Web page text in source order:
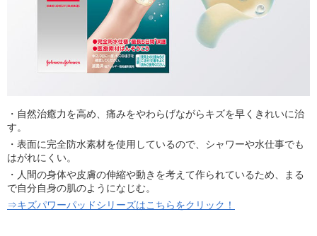
・自然治癒力を高め、痛みをやわらげながらキズを早くきれいに治
す。
・表面に完全防水素材を使用しているので、シャワーや水仕事でも
はがれにくい。
・人間の身体や皮膚の伸縮や動きを考えて作られているため、まる
で自分自身の肌のようになじむ。
⇒キズパワーパッドシリーズはこちらをクリック！